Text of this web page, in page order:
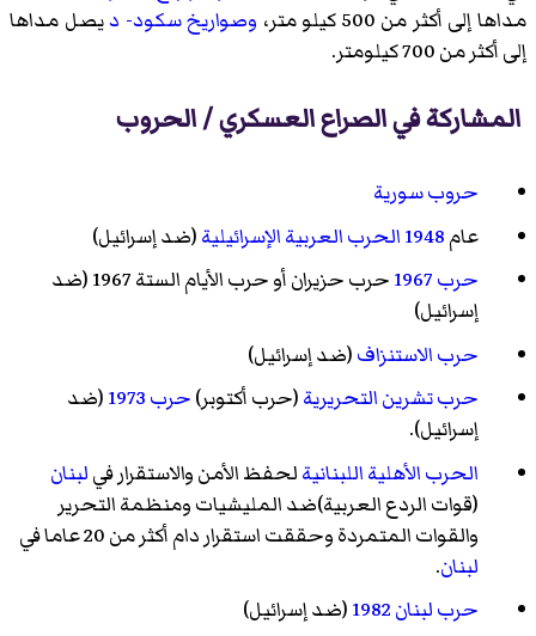
مداها إلى أكثر من 500 كيلو متر،
وصواريخ سكود- ديصل مداها
إلى أكثر من 700 كيلومتر.
المشاركة في الصراع العسكري / الحروب
حروب سورية
عام1948الحرب العربية الإسرائيلية(ضد إسرائيل)
حرب 1967
حرب حزيران أو حرب الأيام الستة 1967 (ضد
إسرائيل)
حرب الاستنزاف(ضد إسرائيل)
حرب تشرين التحريرية(حرب أكتوبر)حرب 1973
(ضد
إسرائيل).
الحرب الأهلية اللبنانيةلحفظ الأمن والاستقرار فيلبنان
(قوات الردع العربية)ضد المليشيات ومنظمة التحرير
والقوات المتمردة وحققت استقرار دام أكثر من 20 عاما في
لبنان.
حرب لبنان 1982
(ضد إسرائيل)